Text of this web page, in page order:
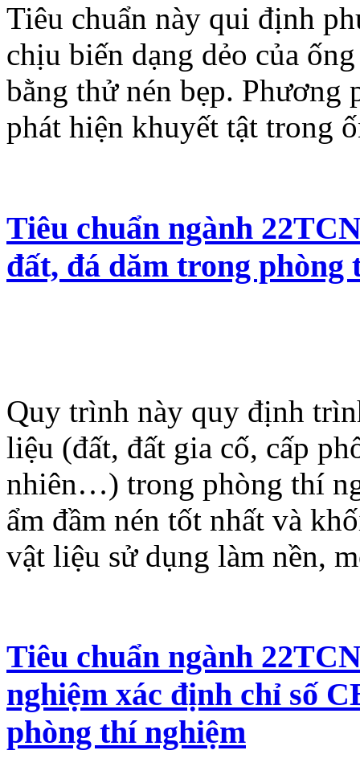
Tiêu chuẩn này qui định
chịu biến dạng dẻo của
bằng thử nén bẹp. Phương
phát hiện khuyết tật trong
Tiêu chuẩn ngành
đất, đá dăm trong phòng
Quy trình này quy định
liệu (đất, đất gia cố, cấp
nhiên…) trong phòng thí
ẩm đầm nén tốt nhất và
vật liệu sử dụng làm nền,
Tiêu chuẩn ngành
nghiệm xác định chỉ số
phòng thí nghiệm